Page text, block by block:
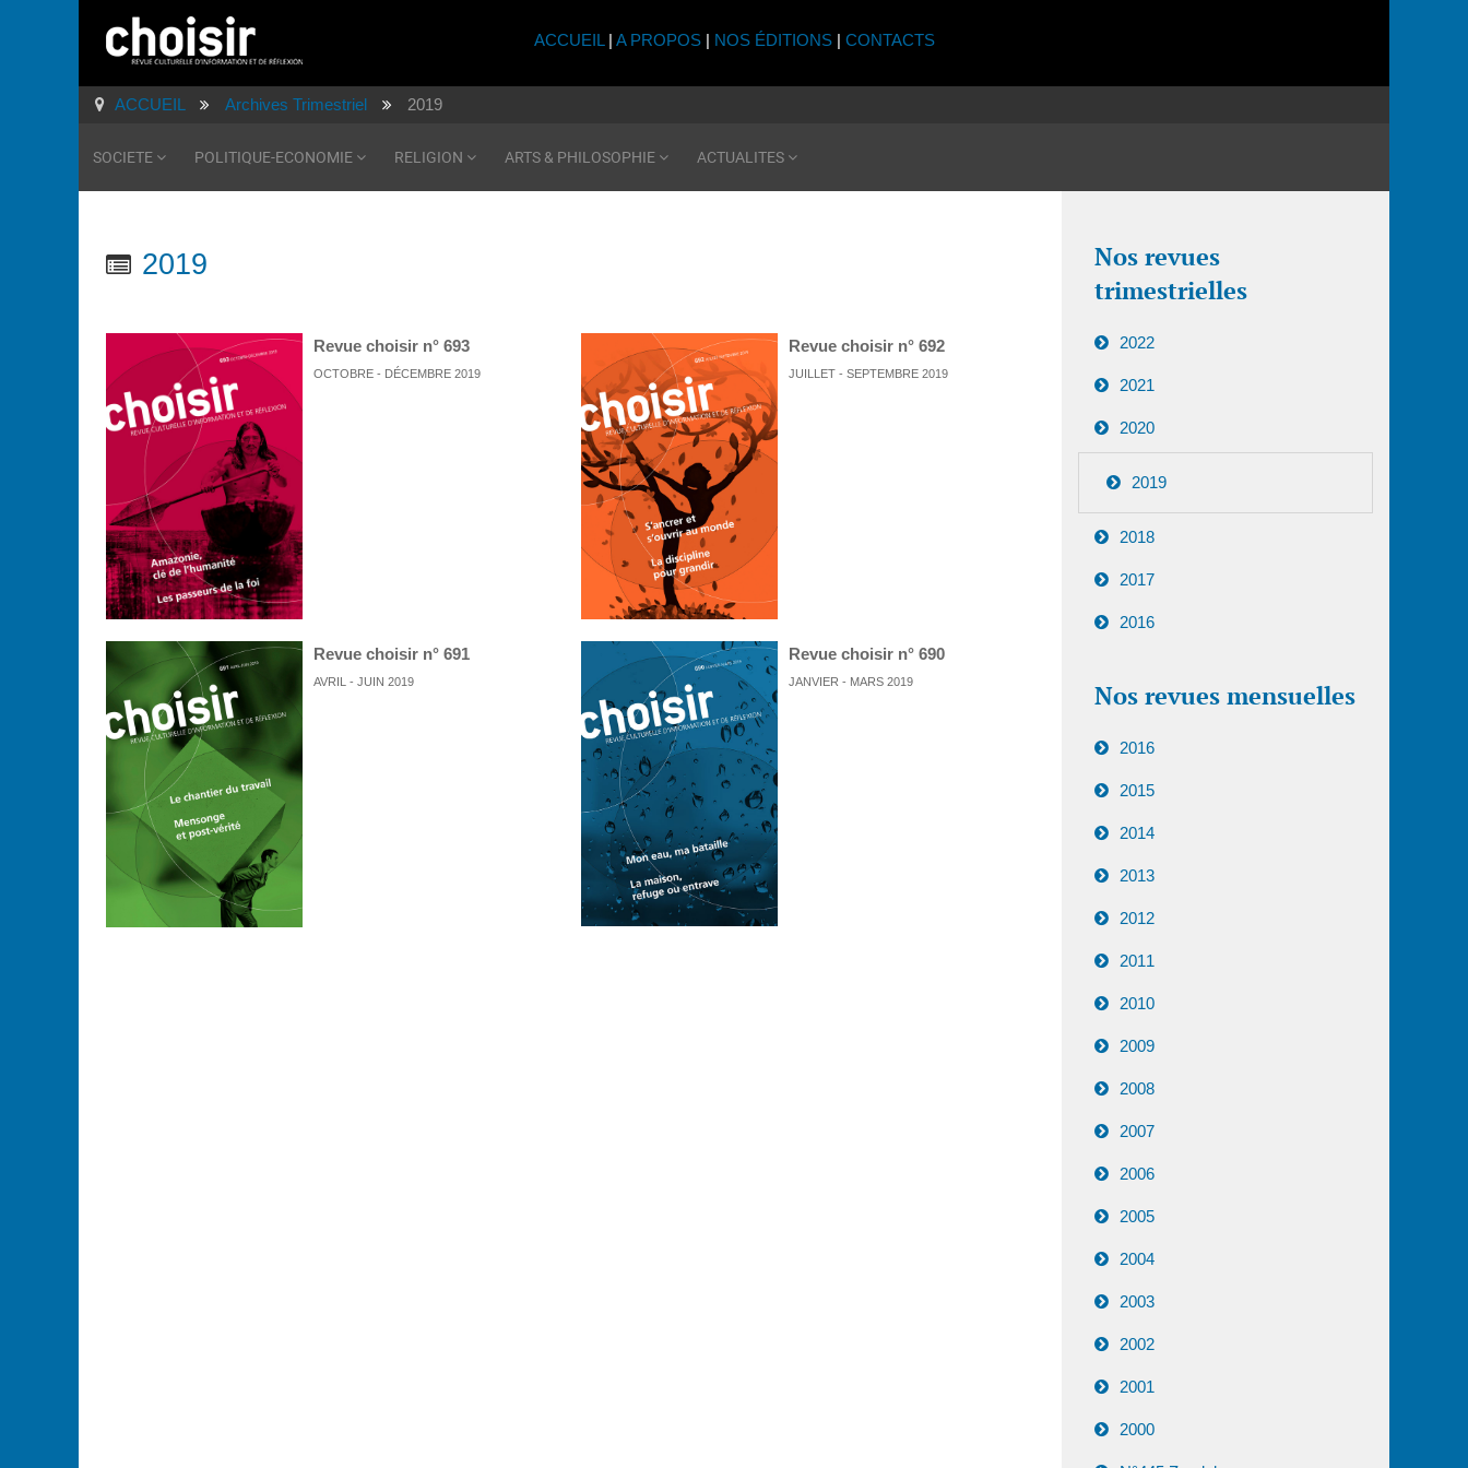
ACCUEIL | A PROPOS| NOS ÉDITIONS| CONTACTS
ACCUEIL Archives Trimestriel 2019
SOCIETE POLITIQUE-ECONOMIE RELIGION ARTS & PHILOSOPHIE ACTUALITES
2019
Revue choisir n° 693
OCTOBRE - DÉCEMBRE 2019
Revue choisir n° 692
JUILLET - SEPTEMBRE 2019
Revue choisir n° 691
AVRIL - JUIN 2019
Revue choisir n° 690
JANVIER - MARS 2019
Nos revues
trimestrielles
2022
2021
2020
2019
2018
2017
2016
Nos revues mensuelles
2016
2015
2014
2013
2012
2011
2010
2009
2008
2007
2006
2005
2004
2003
2002
2001
2000